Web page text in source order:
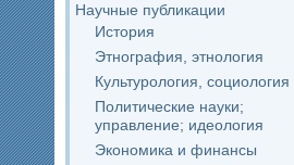
Научные публикации
История
Этнография, этнология
Культурология, социология
Политические науки;
управление; идеология
Экономика и финансы